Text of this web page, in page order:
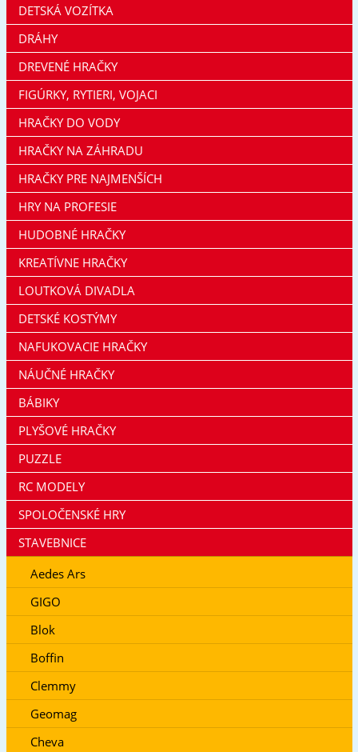
DETSKÁ VOZÍTKA
DRÁHY
DREVENÉ HRAČKY
FIGÚRKY, RYTIERI, VOJACI
HRAČKY DO VODY
HRAČKY NA ZÁHRADU
HRAČKY PRE NAJMENŠÍCH
HRY NA PROFESIE
HUDOBNÉ HRAČKY
KREATÍVNE HRAČKY
LOUTKOVÁ DIVADLA
DETSKÉ KOSTÝMY
NAFUKOVACIE HRAČKY
NÁUČNÉ HRAČKY
BÁBIKY
PLYŠOVÉ HRAČKY
PUZZLE
RC MODELY
SPOLOČENSKÉ HRY
STAVEBNICE
Aedes Ars
GIGO
Blok
Boffin
Clemmy
Geomag
Cheva